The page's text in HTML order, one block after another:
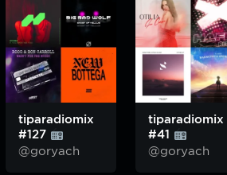
tiparadiomix
#127
@goryach
tiparadiomix
#41
@goryach